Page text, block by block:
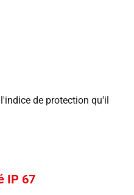
de protection qu'il
IP 67